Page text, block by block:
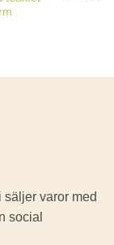
säljer varor med
social